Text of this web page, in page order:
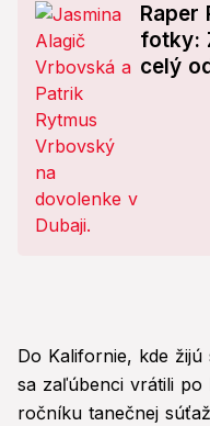
Raper
fotky:
celý
Do Kalifornie, kde
sa zaľúbenci vrátili
ročníku tanečnej